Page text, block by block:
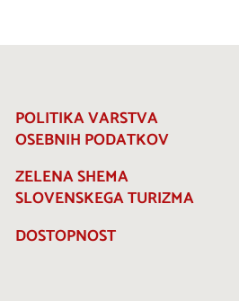
POLITIKA VARSTVA
OSEBNIH PODATKOV
ZELENA SHEMA
SLOVENSKEGA TURIZMA
DOSTOPNOST